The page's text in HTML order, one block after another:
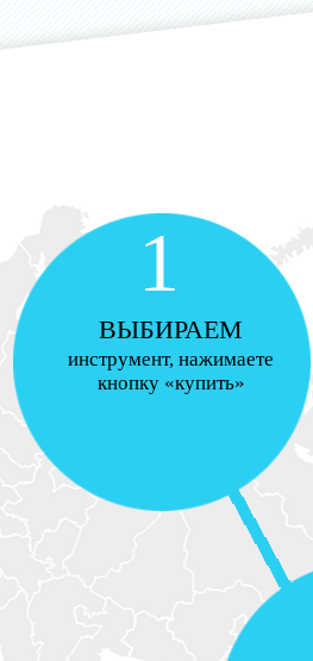
1
ВЫБИРАЕМ
инструмент, нажимаете
кнопку «купить»